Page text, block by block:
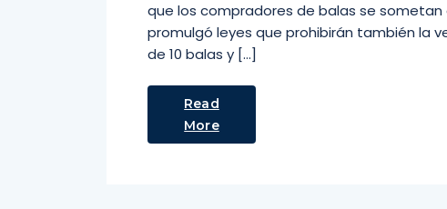
que los compradores de balas se
promulgó leyes que prohibirán también la
de 10 balas y […]
Read
More